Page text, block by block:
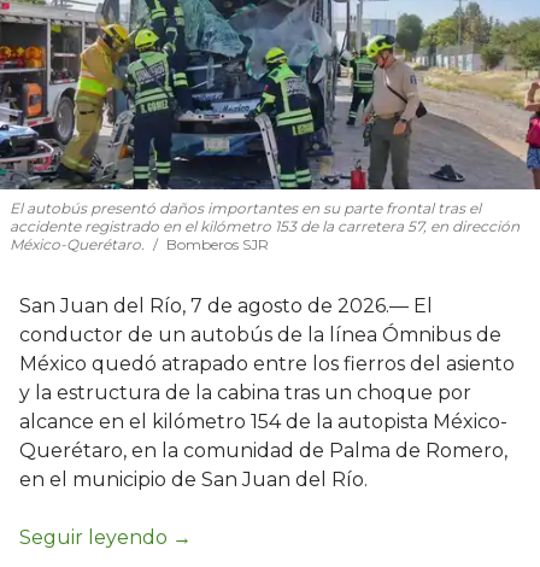
El autobús presentó daños importantes en su parte frontal tras el
accidente registrado en el kilómetro 153 de la carretera 57, en dirección
México-Querétaro.
Bomberos SJR
San Juan del Río, 7 de agosto de 2026.— El
conductor de un autobús de la línea Ómnibus de
México quedó atrapado entre los fierros del asiento
y la estructura de la cabina tras un choque por
alcance en el kilómetro 154 de la autopista México-
Querétaro, en la comunidad de Palma de Romero,
en el municipio de San Juan del Río.